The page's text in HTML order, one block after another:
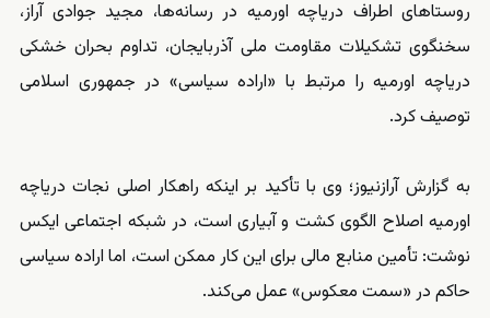
روستاهای اطراف دریاچه اورمیه در رسانه‌ها، مجید جوادی آراز،
سخنگوی تشکیلات مقاومت ملی آذربایجان، تداوم بحران خشکی
دریاچه اورمیه را مرتبط با «اراده سیاسی» در جمهوری اسلامی
توصیف کرد.
به گزارش آرازنیوز؛ وی با تأکید بر اینکه راهکار اصلی نجات دریاچه
اورمیه اصلاح الگوی کشت و آبیاری است، در شبکه اجتماعی ایکس
نوشت: تأمین منابع مالی برای این کار ممکن است، اما اراده سیاسی
حاکم در «سمت معکوس» عمل می‌کند.